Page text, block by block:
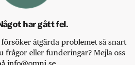
har gått fel.
åtgärda problemet så snart
frågor eller funderingar? Mejla oss